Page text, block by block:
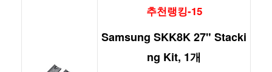
추천랭킹-15
Samsung SKK8K 27" Stacki
ng Kit, 1개